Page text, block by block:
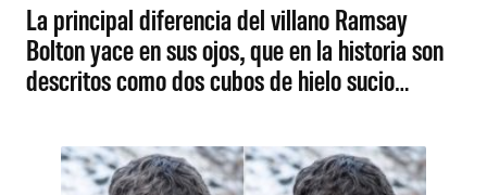
La principal diferencia del villano Ramsay
Bolton yace en sus ojos, que en la historia son
descritos como dos cubos de hielo sucio…